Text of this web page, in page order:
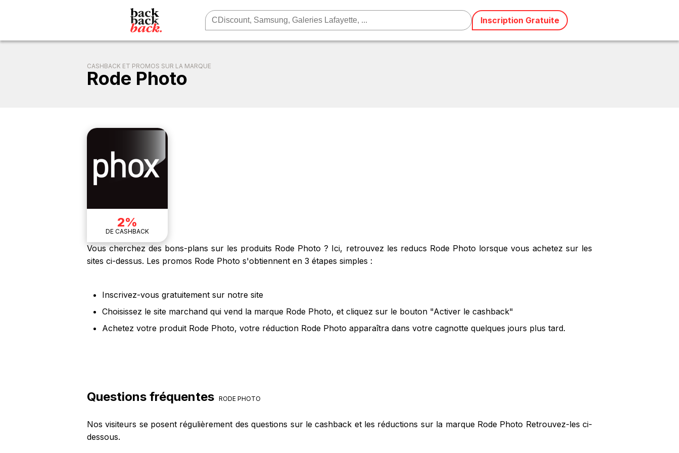
CASHBACK ET PROMOS SUR LA MARQUE
Rode Photo
2%
DE CASHBACK
Vous cherchez des bons-plans sur les produits Rode Photo ? Ici, retrouvez les reducs Rode Photo lorsque vous achetez sur les
sites ci-dessus. Les promos Rode Photo s'obtiennent en 3 étapes simples :
Inscrivez-vous gratuitement sur notre site
Choisissez le site marchand qui vend la marque Rode Photo, et cliquez sur le bouton "Activer le cashback"
Achetez votre produit Rode Photo, votre réduction Rode Photo apparaîtra dans votre cagnotte quelques jours plus tard.
Questions fréquentes RODE PHOTO
Nos visiteurs se posent régulièrement des questions sur le cashback et les réductions sur la marque Rode Photo Retrouvez-les ci-
dessous.
Inscription Gratuite